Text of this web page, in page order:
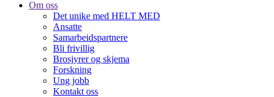
Om oss
Det unike med HELT MED
Ansatte
Samarbeidspartnere
Bli frivillig
Brosjyrer og skjema
Forskning
Ung jobb
Kontakt oss